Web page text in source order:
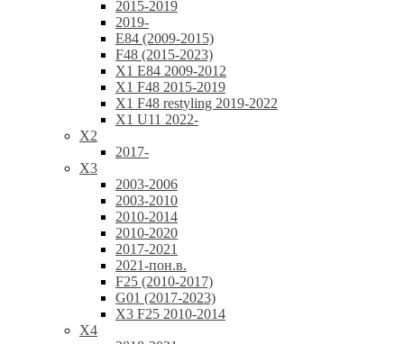
2015-2019
2019-
E84 (2009-2015)
F48 (2015-2023)
X1 E84 2009-2012
X1 F48 2015-2019
X1 F48 restyling 2019-2022
X1 U11 2022-
X2
2017-
X3
2003-2006
2003-2010
2010-2014
2010-2020
2017-2021
2021-пон.в.
F25 (2010-2017)
G01 (2017-2023)
X3 F25 2010-2014
X4